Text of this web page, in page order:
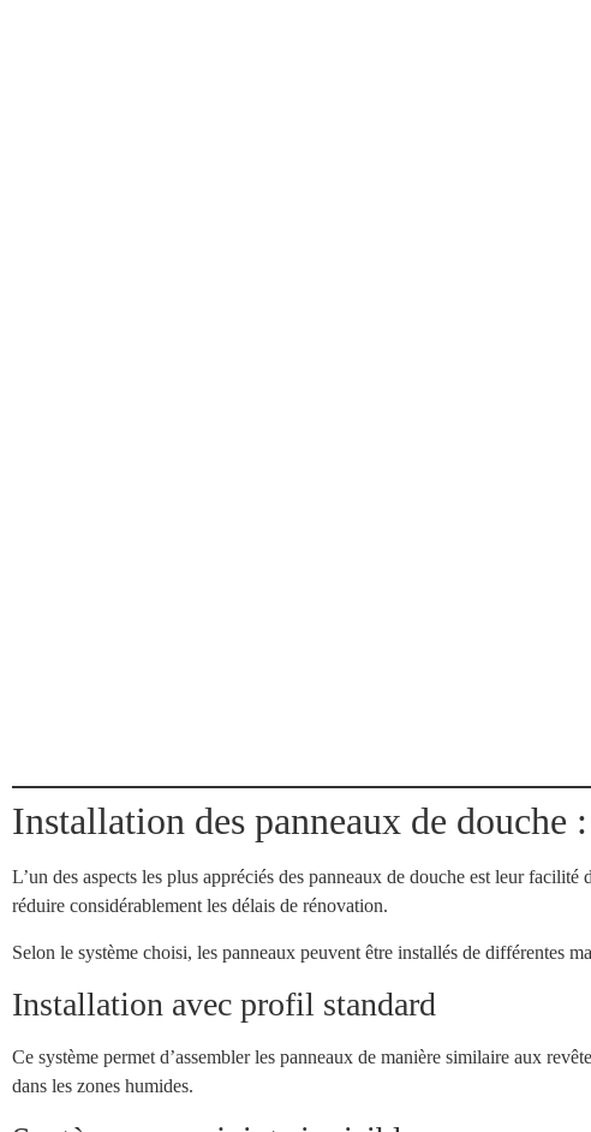
Installation des panneaux de
L’un des aspects les plus appréciés des panneaux de douche est leur
réduire considérablement les délais de rénovation.
Selon le système choisi, les panneaux peuvent être installés de différentes
Installation avec profil standard
Ce système permet d’assembler les panneaux de manière similaire aux
dans les zones humides.